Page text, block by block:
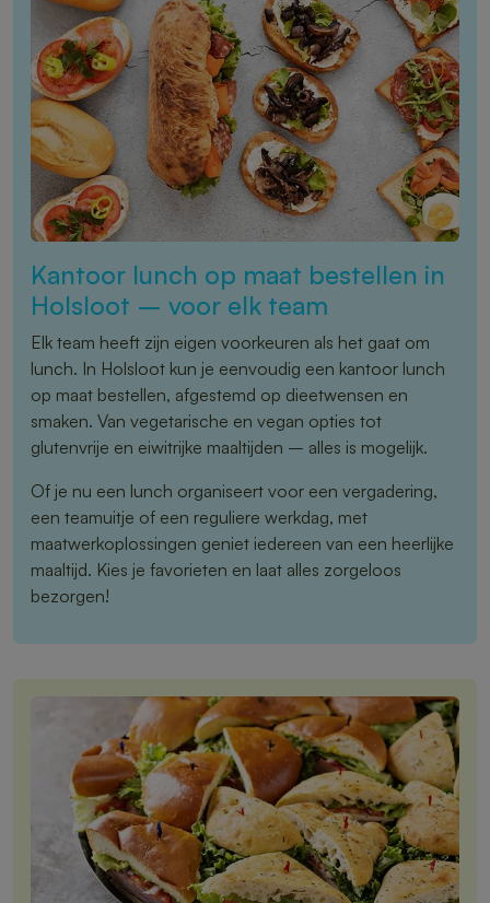
Kantoor lunch op maat bestellen in
Holsloot – voor elk team
Elk team heeft zijn eigen voorkeuren als het gaat om
lunch. In Holsloot kun je eenvoudig een kantoor lunch
op maat bestellen, afgestemd op dieetwensen en
smaken. Van vegetarische en vegan opties tot
glutenvrije en eiwitrijke maaltijden – alles is mogelijk.
Of je nu een lunch organiseert voor een vergadering,
een teamuitje of een reguliere werkdag, met
maatwerkoplossingen geniet iedereen van een heerlijke
maaltijd. Kies je favorieten en laat alles zorgeloos
bezorgen!